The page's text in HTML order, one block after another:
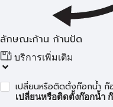
ลักษณะก้าน ก้านปัด
บริการเพิ่มเติม
เปลี่ยนหรือติดตั้งก๊อกน้ำ
เปลี่ยนหรือติดตั้งก๊อกน้ำ